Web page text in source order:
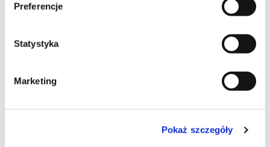
Preferencje
Statystyka
Marketing
Pokaż szczegóły
Uzun yıllar sürücülük deneyimine sahip ve
öğretmenlik diploması olan
eğitmenimiz,